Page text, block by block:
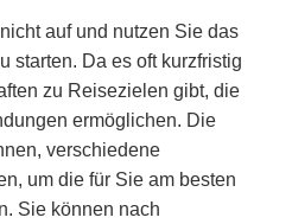
auf und nutzen Sie das
starten. Da es oft kurzfristig
zu Reisezielen gibt, die
ermöglichen. Die
verschiedene
um die für Sie am besten
Sie können nach